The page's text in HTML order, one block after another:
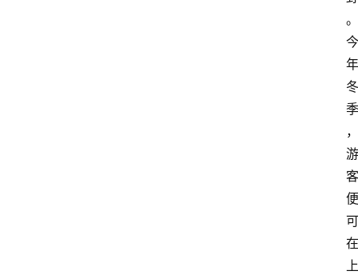
。
今
年
冬
季
，
游
客
便
可
在
上